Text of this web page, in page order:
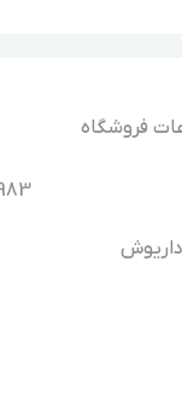
فروشگاه
داریوش